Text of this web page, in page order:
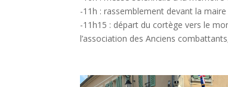
-11h : rassemblement devant la maire
-11h15 : départ du cortège vers le
l’association des Anciens